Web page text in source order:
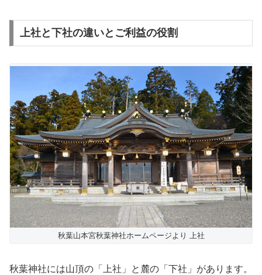
上社と下社の違いとご利益の役割
秋葉山本宮秋葉神社ホームページより 上社
秋葉神社には山頂の「上社」と麓の「下社」があります。